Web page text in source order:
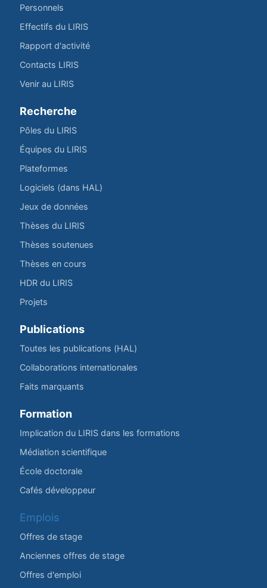
Personnels
Effectifs du LIRIS
Rapport d'activité
Contacts LIRIS
Venir au LIRIS
Recherche
Pôles du LIRIS
Équipes du LIRIS
Plateformes
Logiciels (dans HAL)
Jeux de données
Thèses du LIRIS
Thèses soutenues
Thèses en cours
HDR du LIRIS
Projets
Publications
Toutes les publications (HAL)
Collaborations internationales
Faits marquants
Formation
Implication du LIRIS dans les formations
Médiation scientifique
École doctorale
Cafés développeur
Emplois
Offres de stage
Anciennes offres de stage
Offres d'emploi